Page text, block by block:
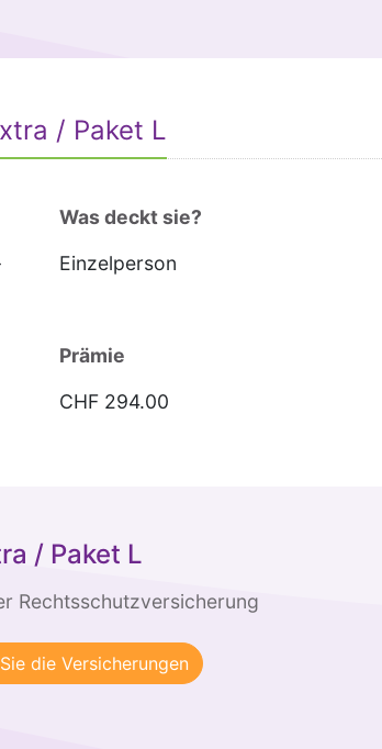
/ Paket L
Was deckt sie?
Einzelperson
Prämie
CHF 294.00
/ Paket L
Rechtsschutzversicherung
die Versicherungen